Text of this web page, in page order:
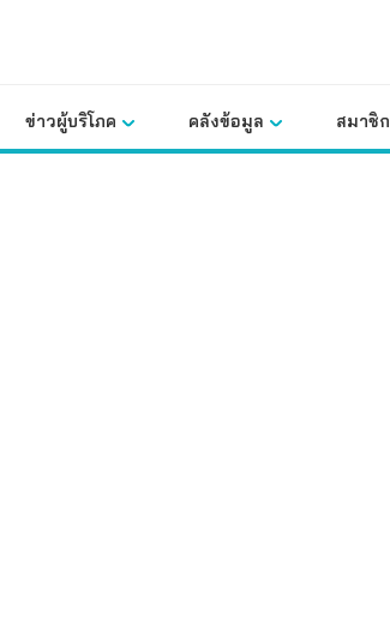
ข่าวผู้บริโภค คลังข้อมูล สมาชิก